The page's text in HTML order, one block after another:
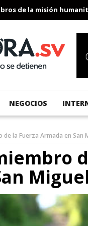
la misión humanitaria
NEGOCIOS
de la Fuerza Armada en San